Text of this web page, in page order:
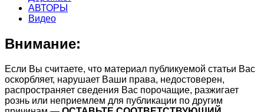
АВТОРЫ
Видео
Внимание:
Если Вы считаете, что материал публикуемой статьи Вас
оскорбляет, нарушает Ваши права, недостоверен,
распространяет сведения Вас порочащие, разжигает
рознь или неприемлем для публикации по другим